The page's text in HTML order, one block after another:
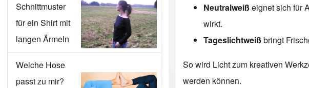
Schnittmuster
für ein Shirt mit
langen Ärmeln
Welche Hose
passt zu mir?
Neutralweißeignet sich für
wirkt.
Tageslichtweißbringt
So wird Licht zum kreativen
werden können.